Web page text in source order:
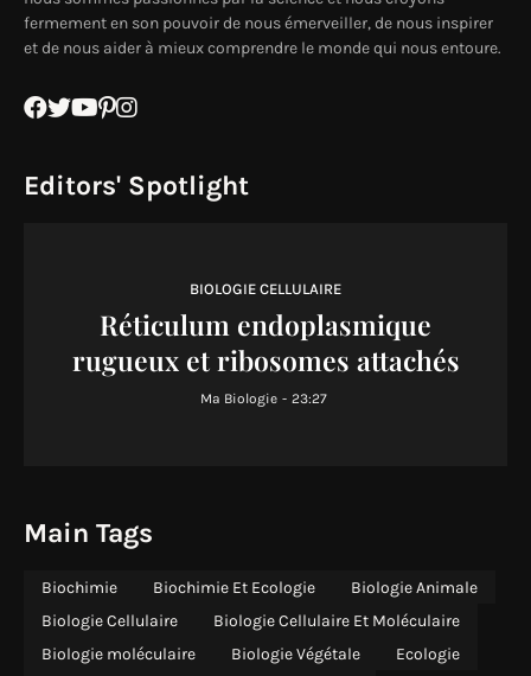
fermement en son pouvoir de nous émerveiller, de nous inspirer
et de nous aider à mieux comprendre le monde qui nous entoure.
Editors' Spotlight
BIOLOGIE CELLULAIRE
Réticulum endoplasmique
rugueux et ribosomes attachés
Ma Biologie - 23:27
Main Tags
Biochimie Biochimie Et Ecologie
Biologie Animale
Biologie Cellulaire
Biologie Cellulaire Et Moléculaire
Biologie moléculaire
Biologie Végétale Ecologie